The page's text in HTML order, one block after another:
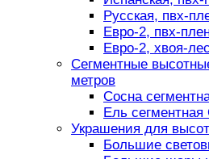
Русская, пвх-
Евро-2, пвх-
Евро-2, хвоя-
Сегментные
метров
Сосна
Ель
Украшения для
Большие